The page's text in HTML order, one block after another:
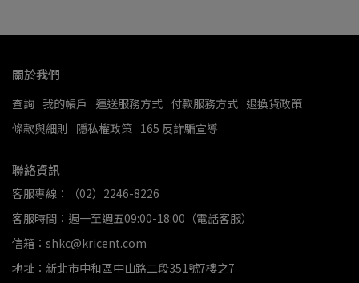
關於我們
查詢 我的帳戶 運送服務方式 付款服務方式 退換貨政策
條款與細則
隱私權政策 165 反詐騙宣導
聯絡資訊
客服專線：（02）2246-8226
客服時間：週一至週五09:00-18:00（電話客服）
信箱：shkc@kricent.com
地址：新北市中和區中山路二段351號7樓之7